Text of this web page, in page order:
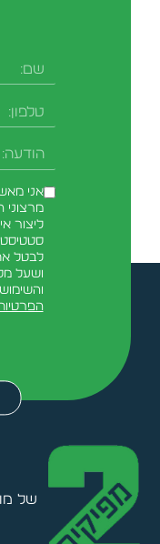
אני
מרצוני
ליצור
לבטל
ושעל
של